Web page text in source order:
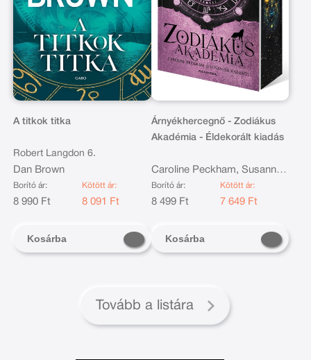
A titkok titka
Robert Langdon 6.
Dan Brown
Borító ár:
8 990 Ft
Kötött ár:
8 091 Ft
Kosárba
Árnyékhercegnő - Zodiákus
Akadémia - Éldekorált kiadás
Caroline Peckham, Susanne
Valenti
Borító ár:
8 499 Ft
Kötött ár:
7 649 Ft
Kosárba
Tovább a listára